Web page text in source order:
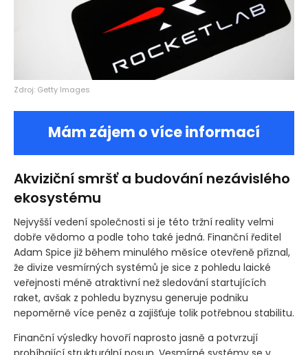
Zdroj: Getty Images
Mám zájem o více informací
Akviziční smršť a budování nezávislého
ekosystému
Nejvyšší vedení společnosti si je této tržní reality velmi
dobře vědomo a podle toho také jedná. Finanční ředitel
Adam Spice již během minulého měsíce otevřeně přiznal,
že divize vesmírných systémů je sice z pohledu laické
veřejnosti méně atraktivní než sledování startujících
raket, avšak z pohledu byznysu generuje podniku
nepoměrně více peněz a zajišťuje tolik potřebnou stabilitu.
Finanční výsledky hovoří naprosto jasně a potvrzují